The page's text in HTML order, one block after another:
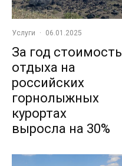
Услуги · 06.01.2025
За год стоимость
отдыха на
российских
горнолыжных
курортах
выросла на 30%